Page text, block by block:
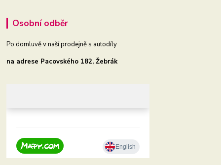
Osobní odběr
Po domluvě v naší prodejně s autodíly
na adrese Pacovského 182, Žebrák